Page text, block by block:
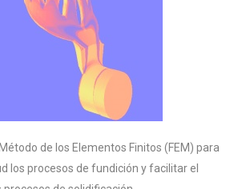
de los Elementos Finitos (FEM) para
los procesos de fundición y facilitar el